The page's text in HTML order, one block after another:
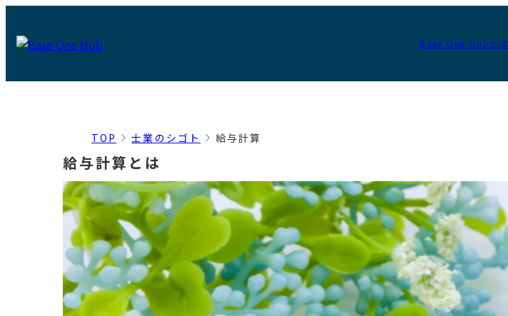
Base One Hubとは
TOP 士業のシゴト 給与計算
給与計算とは